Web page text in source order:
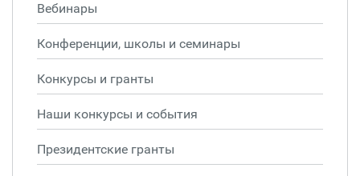
Вебинары
Конференции, школы и семинары
Конкурсы и гранты
Наши конкурсы и события
Президентские гранты